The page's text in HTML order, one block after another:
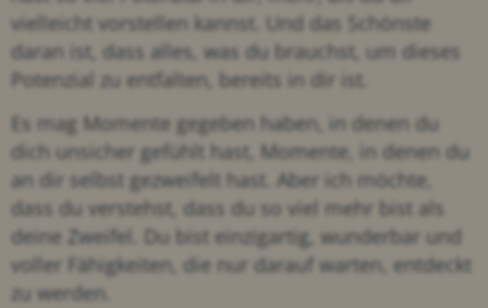
vielleicht vorstellen kannst. Und das Schönste
daran ist, dass alles, was du brauchst, um dieses
Potenzial zu entfalten, bereits in dir ist.
Es mag Momente gegeben haben, in denen du
dich unsicher gefühlt hast, Momente, in denen du
an dir selbst gezweifelt hast. Aber ich möchte,
dass du verstehst, dass du so viel mehr bist als
deine Zweifel. Du bist einzigartig, wunderbar und
voller Fähigkeiten, die nur darauf warten, entdeckt
zu werden.